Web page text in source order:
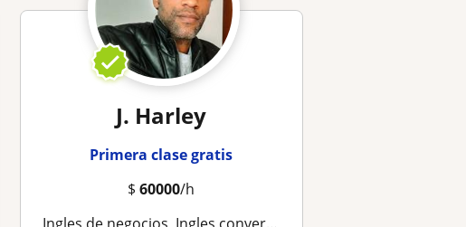
J. Harley
Primera clase gratis
$60000/h